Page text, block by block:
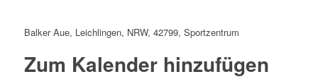
Balker Aue, Leichlingen, NRW, 42799, Sportzentrum
Zum Kalender hinzufügen